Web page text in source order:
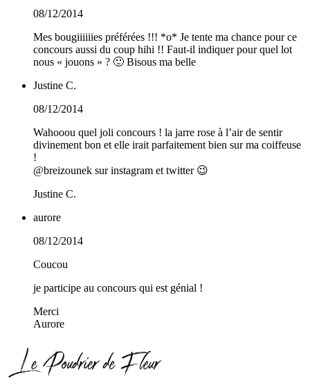
08/12/2014
Mes bougiiiiiies préférées !!! *o* Je tente ma chance pour ce
concours aussi du coup hihi !! Faut-il indiquer pour quel lot
nous « jouons » ? 🙂 Bisous ma belle
Justine C.
08/12/2014
Wahooou quel joli concours ! la jarre rose à l’air de sentir
divinement bon et elle irait parfaitement bien sur ma coiffeuse
!
@breizounek sur instagram et twitter 😉
Justine C.
aurore
08/12/2014
Coucou
je participe au concours qui est génial !
Merci
Aurore